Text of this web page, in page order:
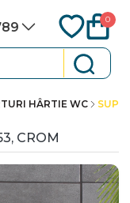
0
HÂRTIE WC
CROM